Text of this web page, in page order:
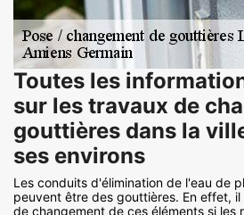
Toutes les
sur les travaux de
gouttières dans la
ses environs
Les conduits d'élimination de l'eau de
peuvent être des gouttières. En effet,
de changement de ces éléments si les